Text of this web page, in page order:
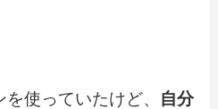
を使っていたけど、 自分